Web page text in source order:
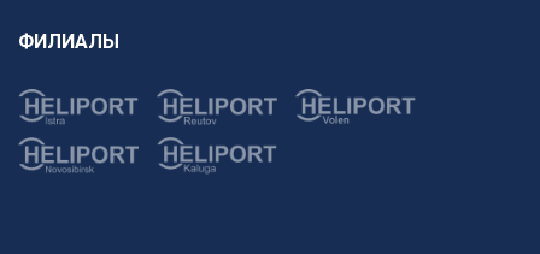
ФИЛИАЛЫ